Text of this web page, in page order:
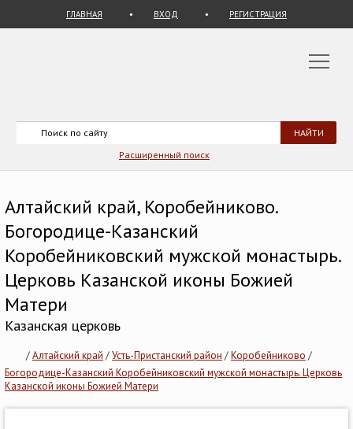
ГЛАВНАЯ ВХОД РЕГИСТРАЦИЯ
Расширенный поиск
Алтайский край, Коробейниково.
Богородице-Казанский
Коробейниковский мужской монастырь.
Церковь Казанской иконы Божией
Матери
Казанская церковь
/Алтайский край /Усть-Пристанский район /Коробейниково /
Богородице-Казанский Коробейниковский мужской монастырь. Церковь
Казанской иконы Божией Матери